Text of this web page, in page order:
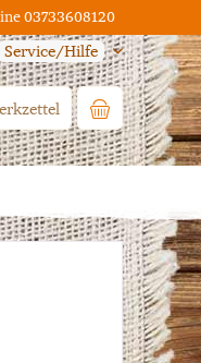
03733608120
Service/Hilfe